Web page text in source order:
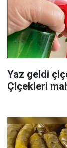
Yaz geldi
Çiçekleri